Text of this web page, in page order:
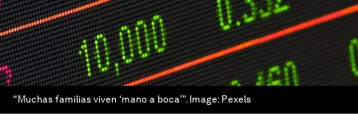
“Muchas familias viven ‘mano a boca’". Image: Pexels